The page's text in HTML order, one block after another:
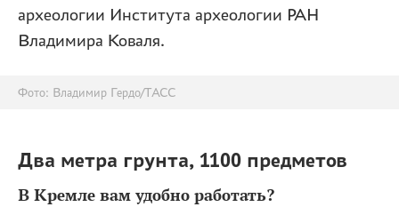
археологии Института археологии РАН
Владимира Коваля.
Фото: Владимир Гердо/ТАСС
Два метра грунта, 1100 предметов
В Кремле вам удобно работать?